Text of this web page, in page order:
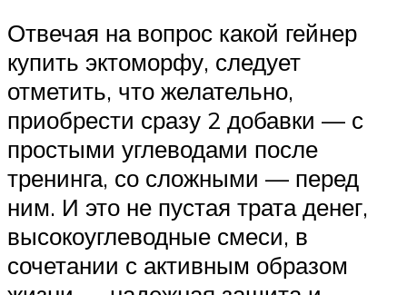
Отвечая на вопрос какой гейнер
купить эктоморфу, следует
отметить, что желательно,
приобрести сразу 2 добавки — с
простыми углеводами после
тренинга, со сложными — перед
ним. И это не пустая трата денег,
высокоуглеводные смеси, в
сочетании с активным образом